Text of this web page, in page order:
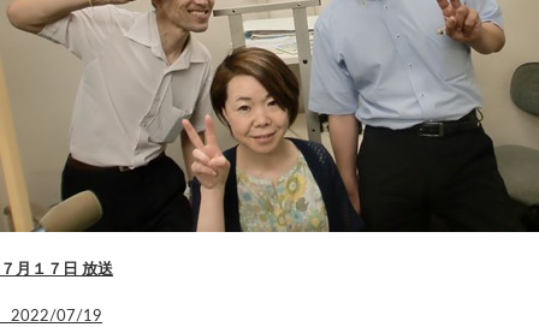
７月１７日 放送
2022/07/19